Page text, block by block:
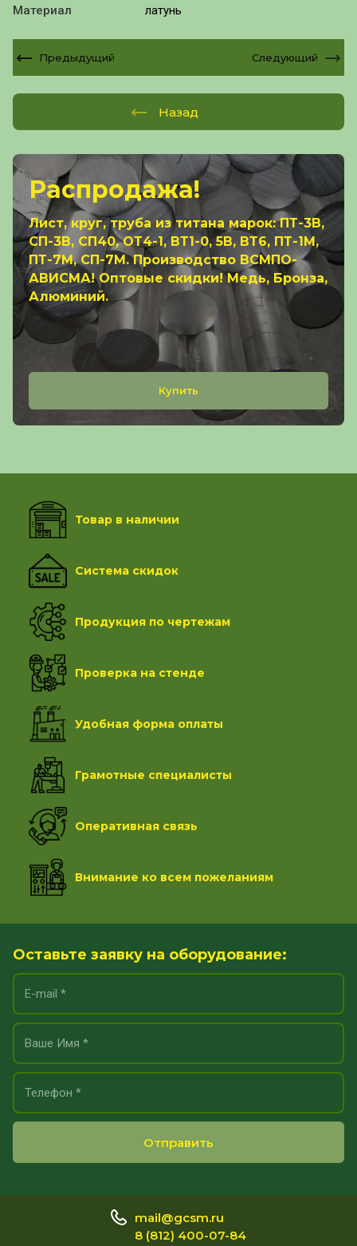
Распродажа!
Лист, круг, труба из титана марок: ПТ-3В,
СП-3В, СП40, ОТ4-1, ВТ1-0, 5В, ВТ6, ПТ-1М,
ПТ-7М, СП-7М. Производство ВСМПО-
АВИСМА! Оптовые скидки! Медь, Бронза,
Алюминий.
Купить
Материал
латунь
Предыдущий Следующий
Назад
Товар в наличии
Система скидок
Продукция по чертежам
Проверка на стенде
Удобная форма оплаты
Грамотные специалисты
Оперативная связь
Внимание ко всем пожеланиям
Оставьте заявку на оборудование:
Отправить
mail@gcsm.ru
8 (812) 400-07-84